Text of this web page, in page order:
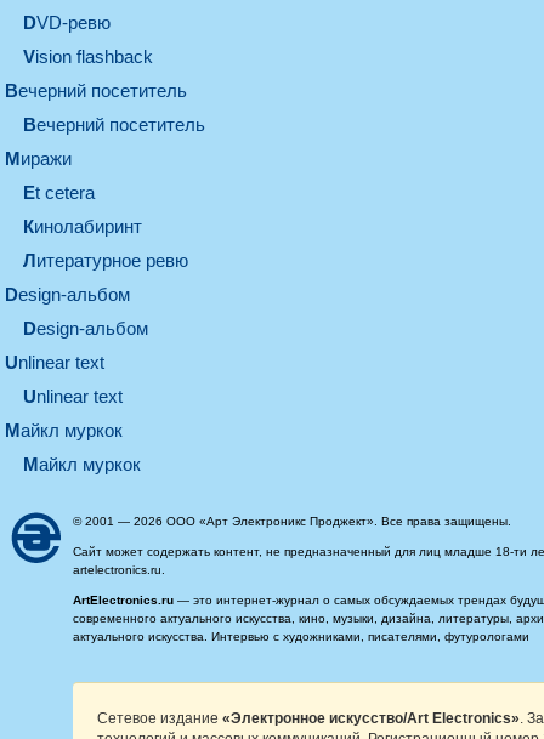
DVD-ревю
Vision flashback
вечерний посетитель
вечерний посетитель
миражи
et cetera
кинолабиринт
литературное ревю
design-альбом
design-альбом
unlinear text
Unlinear text
майкл муркок
майкл муркок
© 2001 — 2026 ООО «Арт Электроникс Проджект». Все права защищены.
Сайт может содержать контент, не предназначенный для лиц младше 18-ти
artelectronics.ru.
ArtElectronics.ru — это интернет-журнал о самых обсуждаемых трендах
современного актуального искусства, кино, музыки, дизайна, литературы,
актуального искусства. Интервью с художниками, писателями, футурологами
Сетевое издание «Электронное искусство/Art Electronics» .